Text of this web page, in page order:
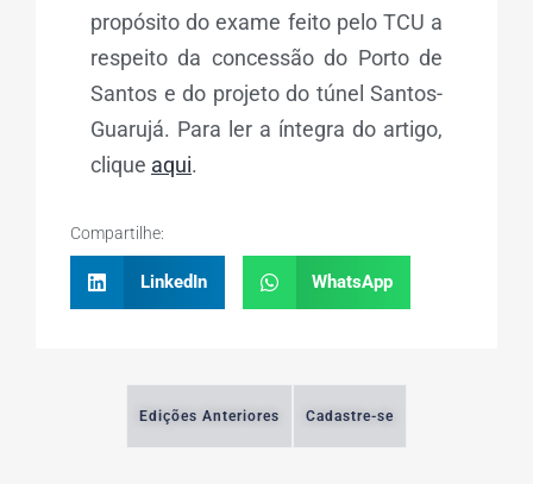
propósito do exame feito pelo TCU a
respeito da concessão do Porto de
Santos e do projeto do túnel Santos-
Guarujá. Para ler a íntegra do artigo,
clique aqui.
Compartilhe:
LinkedIn WhatsApp
Edições Anteriores Cadastre-se